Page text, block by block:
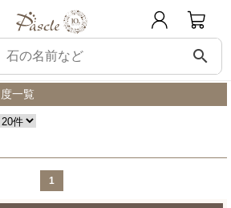
search
キス メンズ デザインブレスレット 購入した人の
一覧
1